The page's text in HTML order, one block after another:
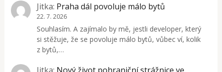
Jitka: Praha dál povoluje málo bytů
22. 7. 2026
Souhlasím. A zajímalo by mě, jestli developer, který
si stěžuje, že se povoluje málo bytů, vůbec ví, kolik
z bytů,…